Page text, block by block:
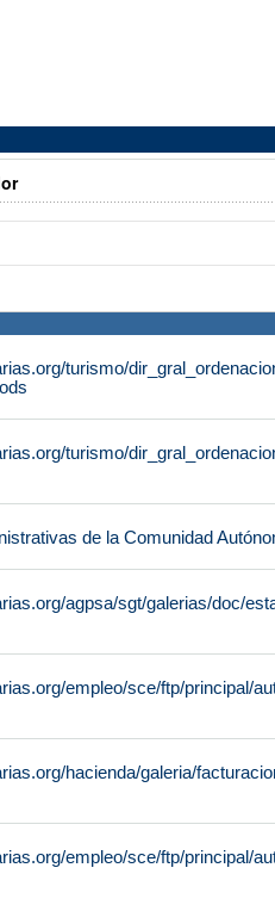
turismo/
turismo/
de la Comunidad
agpsa/sgt/galerias/doc/
empleo/sce/ftp/principal/
hacienda/galeria/
empleo/sce/ftp/principal/